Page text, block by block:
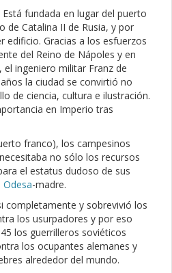
fundada en lugar del puerto
de Catalina II de Rusia, y por
edificio. Gracias a los esfuerzos
del Reino de Nápoles y en
, el ingeniero militar Franz de
la ciudad se convirtió no
de ciencia, cultura e ilustración.
en Imperio tras
franco), los campesinos
no sólo los recursos
el estatus dudoso de sus
Odesa-madre.
completamente y sobrevivió los
los usurpadores y por eso
los guerrilleros soviéticos
los ocupantes alemanes y
alrededor del mundo.